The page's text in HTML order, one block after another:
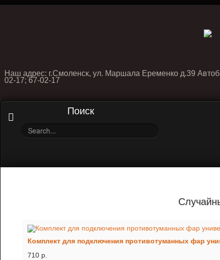
Наш адрес: г.Смоленск, ул. Маршала Еременко д.39
02-17; 67-02-17
Поиск
Комплект для подключения противотуманных фар
710 p.